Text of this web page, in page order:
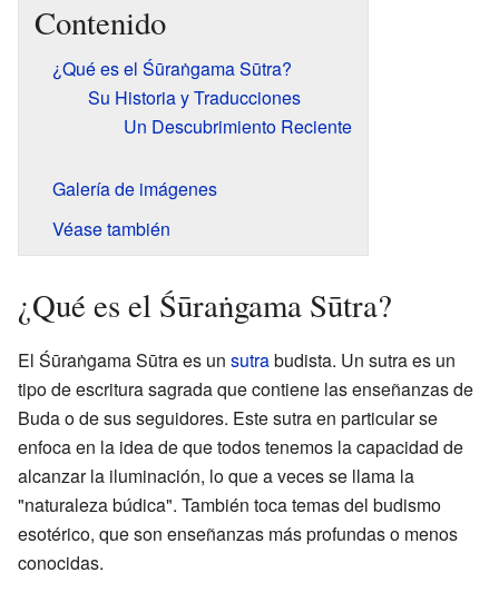
Contenido
¿Qué es el Śūraṅgama Sūtra?
Su Historia y Traducciones
Un Descubrimiento Reciente
Galería de imágenes
Véase también
¿Qué es el Śūraṅgama Sūtra?
El Śūraṅgama Sūtra es un sutrabudista. Un sutra es un
tipo de escritura sagrada que contiene las enseñanzas de
Buda o de sus seguidores. Este sutra en particular se
enfoca en la idea de que todos tenemos la capacidad de
alcanzar la iluminación, lo que a veces se llama la
"naturaleza búdica". También toca temas del budismo
esotérico, que son enseñanzas más profundas o menos
conocidas.